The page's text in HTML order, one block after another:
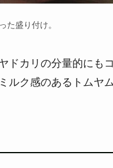
た盛り付け。
ドカリの分量的にも
ルク感のあるトムヤ